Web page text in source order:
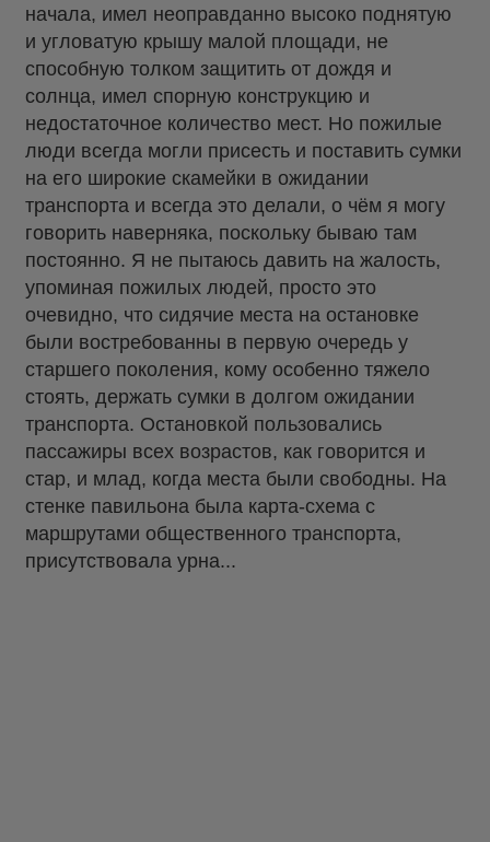
начала, имел неоправданно высоко поднятую
и угловатую крышу малой площади, не
способную толком защитить от дождя и
солнца, имел спорную конструкцию и
недостаточное количество мест. Но пожилые
люди всегда могли присесть и поставить сумки
на его широкие скамейки в ожидании
транспорта и всегда это делали, о чём я могу
говорить наверняка, поскольку бываю там
постоянно. Я не пытаюсь давить на жалость,
упоминая пожилых людей, просто это
очевидно, что сидячие места на остановке
были востребованны в первую очередь у
старшего поколения, кому особенно тяжело
стоять, держать сумки в долгом ожидании
транспорта. Остановкой пользовались
пассажиры всех возрастов, как говорится и
стар, и млад, когда места были свободны. На
стенке павильона была карта-схема с
маршрутами общественного транспорта,
присутствовала урна...